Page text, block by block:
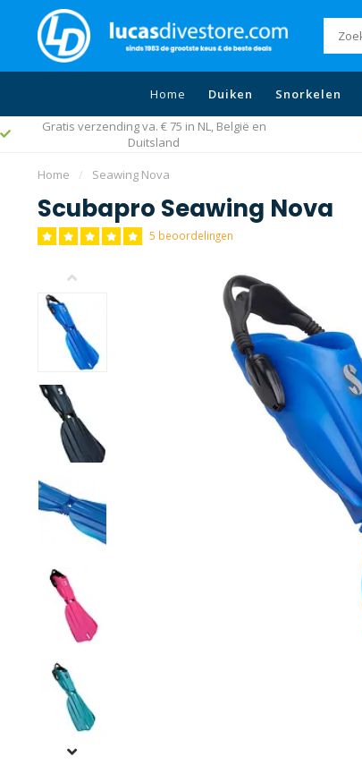
Home Duiken Snorkelen
Snelle levering wereldwijd
Home
/ Seawing Nova
Scubapro Seawing Nova
5 beoordelingen